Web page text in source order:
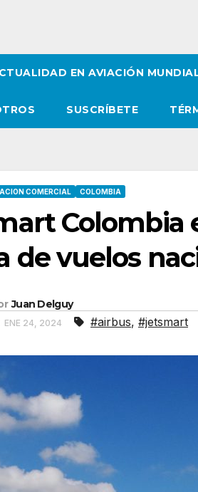
EN AVIACIÓN
SUSCRÍBETE
COMERCIAL COLOMBIA
Colombia
de vuelos
Juan Delguy
ENE 24, 2024 #airbus, #jetsmart